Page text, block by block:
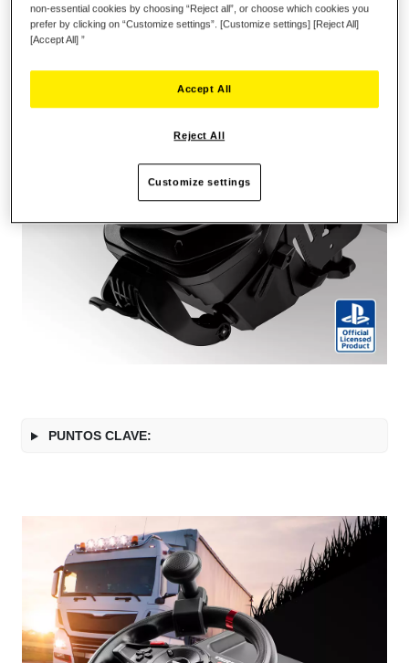
PUNTOS CLAVE:
non-essential cookies by choosing “Reject all”, or choose which cookies you
prefer by clicking on “Customize settings”. [Customize settings] [Reject All]
[Accept All] ”
Reject All
Accept All
Customize settings